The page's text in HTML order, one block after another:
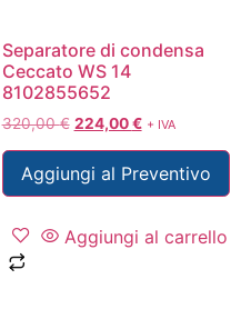
Separatore di condensa
Ceccato WS 14
8102855652
320,00€ 224,00€ + IVA
Aggiungi al Preventivo
Aggiungi al carrello